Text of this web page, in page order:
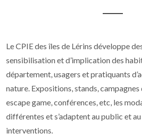
Le CPIE des îles de Lérins développe
sensibilisation et d’implication des
département, usagers et pratiquants
nature. Expositions, stands,
escape game, conférences, etc, les
différentes et s’adaptent au public et
interventions.